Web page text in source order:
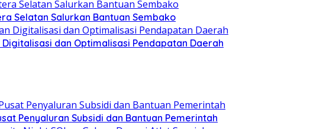
Selatan Salurkan Bantuan Sembako
Digitalisasi dan Optimalisasi Pendapatan Daerah
Penyaluran Subsidi dan Bantuan Pemerintah